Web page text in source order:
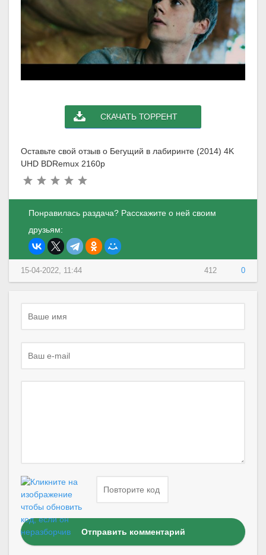
СКАЧАТЬ ТОРРЕНТ
Оставьте свой отзыв о Бегущий в лабиринте (2014) 4K
UHD BDRemux 2160p
Понравилась раздача? Расскажите о ней своим
друзьям:
412 0
15-04-2022, 11:44
Отправить комментарий